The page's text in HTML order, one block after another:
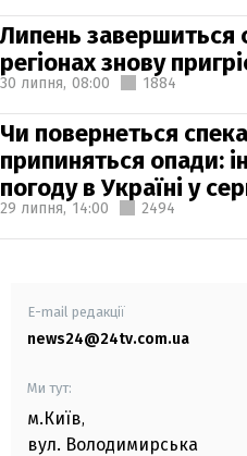
Липень завершиться
регіонах знову
30 липня, 08:00 1884
Чи повернеться
припиняться опади:
погоду в Україні у
29 липня, 14:00 2494
E-mail редакції
news24@24tv.com.ua
Ми тут:
м.Київ,
вул. Володимирська